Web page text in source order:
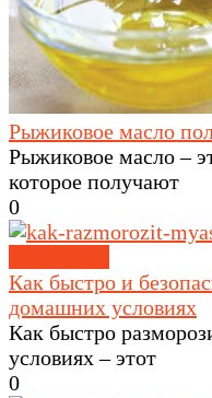
Рыжиковое масло
Рыжиковое масло –
которое получают
0
Как быстро и
домашних условиях
Как быстро
условиях – этот
0